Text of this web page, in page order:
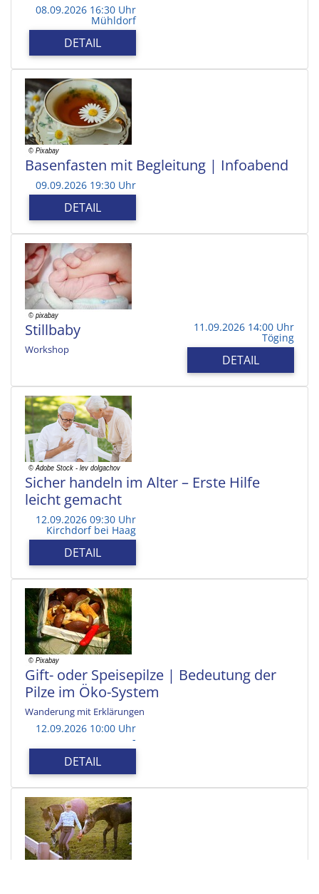
08.09.2026 16:30 Uhr
Mühldorf
DETAIL
Basenfasten mit Begleitung | Infoabend
09.09.2026 19:30 Uhr
DETAIL
Stillbaby
Workshop
11.09.2026 14:00 Uhr
Töging
DETAIL
Sicher handeln im Alter – Erste Hilfe
leicht gemacht
12.09.2026 09:30 Uhr
Kirchdorf bei Haag
DETAIL
Gift- oder Speisepilze | Bedeutung der
Pilze im Öko-System
Wanderung mit Erklärungen
12.09.2026 10:00 Uhr
-
DETAIL